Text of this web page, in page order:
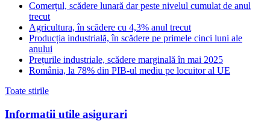
Comerțul, scădere lunară dar peste nivelul cumulat de anul
trecut
Agricultura, în scădere cu 4,3% anul trecut
Producția industrială, în scădere pe primele cinci luni ale
anului
Prețurile industriale, scădere marginală în mai 2025
România, la 78% din PIB-ul mediu pe locuitor al UE
Toate stirile
Informatii utile asigurari